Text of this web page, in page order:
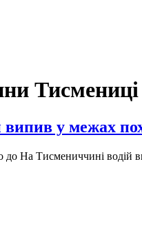
Тисмениці
у межах
до На Тисмениччині водій